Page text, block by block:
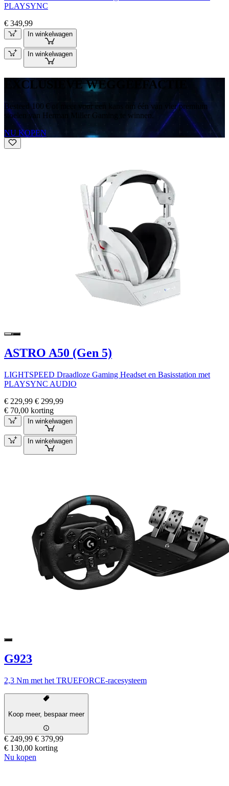
PLAYSYNC
€ 349,99
In winkelwagen
In winkelwagen
EXCLUSIEVE WEGGEEFACTIE
Besteed 100 € of meer voor een kans om één van vier premium
stoelen van Herman Miller Gaming te winnen.
NU KOPEN
ASTRO A50 (Gen 5)
LIGHTSPEED Draadloze Gaming Headset en Basisstation met
PLAYSYNC AUDIO
€ 229,99 € 299,99
€ 70,00 korting
In winkelwagen
In winkelwagen
G923
2,3 Nm met het TRUEFORCE-racesysteem
Koop meer, bespaar meer
€ 249,99 € 379,99
€ 130,00 korting
Nu kopen